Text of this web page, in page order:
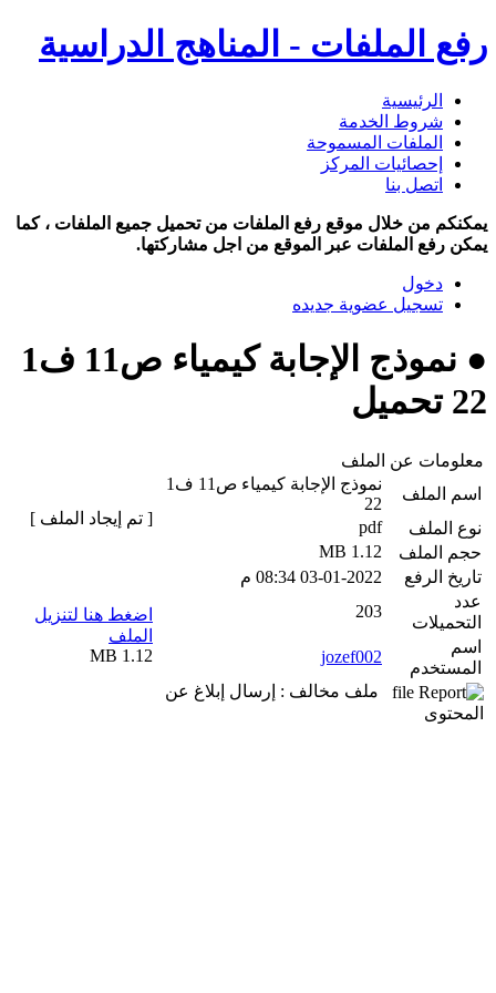
رفع الملفات - المناهج الدراسية
الرئيسية
شروط الخدمة
الملفات المسموحة
إحصائيات المركز
اتصل بنا
يمكنكم من خلال موقع رفع الملفات من تحميل جميع الملفات ، كما
يمكن رفع الملفات عبر الموقع من اجل مشاركتها.
دخول
تسجيل عضوية جديده
● نموذج الإجابة كيمياء ص11 ف1
22 تحميل
معلومات عن الملف
اسم الملف
نموذج الإجابة كيمياء ص11 ف1
22
نوع الملف
pdf
حجم الملف
1.12 MB
تاريخ الرفع
03-01-2022 08:34 م
عدد
التحميلات
203
اسم
المستخدم
jozef002
ملف مخالف : إرسال إبلاغ عن
المحتوى
[ تم إيجاد الملف ]
اضغط هنا لتنزيل
الملف
1.12 MB